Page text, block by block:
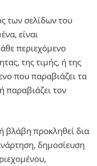
των σελίδων του
είναι
περιεχόμενο
της τιμής, ή της
που παραβιάζει τα
παραβιάζει τον
βλάβη προκληθεί δια
δημοσίευση